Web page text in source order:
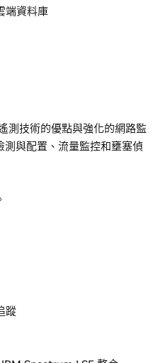
端資料庫
測技術的優點與強化的網路監
與配置、流量監控和壅塞偵
蹤